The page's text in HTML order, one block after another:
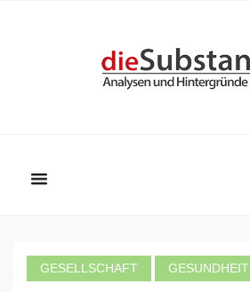
GESELLSCHAFT GESUNDHEIT